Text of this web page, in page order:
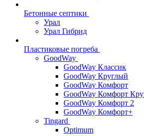
Бетонные септики
Урал
Урал Гибрид
Пластиковые погреба
GoodWay
GoodWay Классик
GoodWay Круглый
GoodWay Комфорт
GoodWay Комфорт
GoodWay Комфорт 2
GoodWay Комфорт+
Tingard
Optimum